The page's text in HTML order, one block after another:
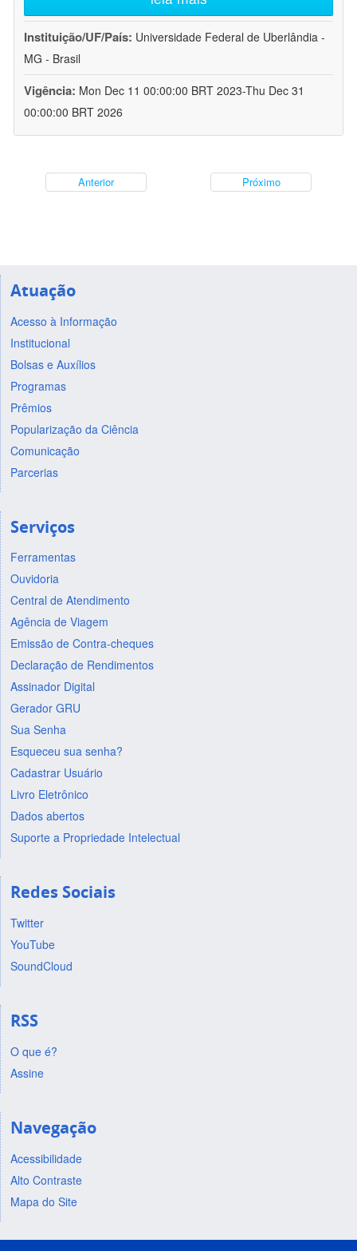
Instituição/UF/País: Universidade Federal de Uberlândia -
MG - Brasil
Vigência: Mon Dec 11 00:00:00 BRT 2023-Thu Dec 31
00:00:00 BRT 2026
Anterior Próximo
Atuação
Acesso à Informação
Institucional
Bolsas e Auxílios
Programas
Prêmios
Popularização da Ciência
Comunicação
Parcerias
Serviços
Ferramentas
Ouvidoria
Central de Atendimento
Agência de Viagem
Emissão de Contra-cheques
Declaração de Rendimentos
Assinador Digital
Gerador GRU
Sua Senha
Esqueceu sua senha?
Cadastrar Usuário
Livro Eletrônico
Dados abertos
Suporte a Propriedade Intelectual
Redes Sociais
Twitter
YouTube
SoundCloud
RSS
O que é?
Assine
Navegação
Acessibilidade
Alto Contraste
Mapa do Site